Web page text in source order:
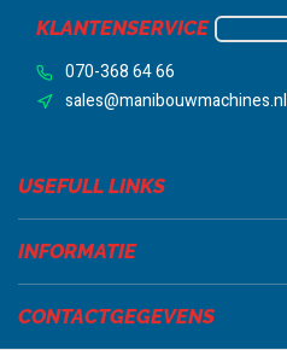
KLANTENSERVICE
070-368 64 66
sales@manibouwmachines.nl
USEFULL LINKS
INFORMATIE
CONTACTGEGEVENS